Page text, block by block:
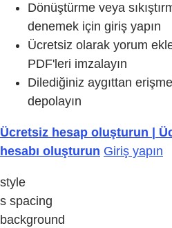
Dönüştürme veya
denemek için giriş yapın
Ücretsiz olarak yorum
PDF'leri imzalayın
Dilediğiniz aygıttan
depolayın
Ücretsiz hesap oluşturun |
hesabı oluşturun Giriş yapın
style
s spacing
background